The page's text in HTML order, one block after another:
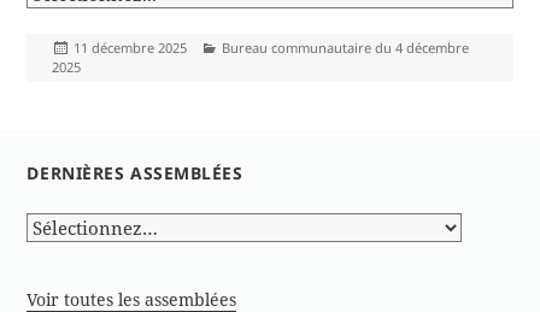
Publié
le
11 décembre 2025 Catégories
Bureau communautaire du 4 décembre
2025
DERNIÈRES ASSEMBLÉES
Voir toutes les assemblées